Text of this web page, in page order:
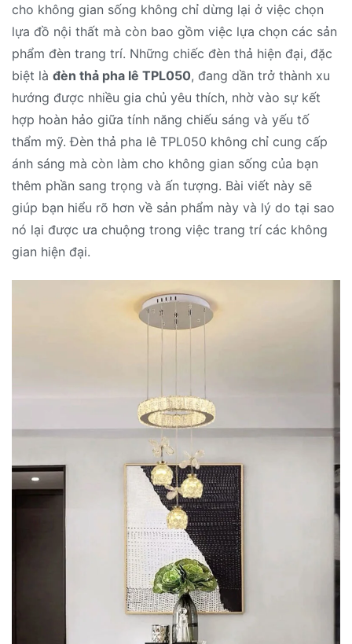
cho không gian sống không chỉ dừng lại ở việc chọn
lựa đồ nội thất mà còn bao gồm việc lựa chọn các sản
phẩm đèn trang trí. Những chiếc đèn thả hiện đại, đặc
biệt là đèn thả pha lê TPL050, đang dần trở thành xu
hướng được nhiều gia chủ yêu thích, nhờ vào sự kết
hợp hoàn hảo giữa tính năng chiếu sáng và yếu tố
thẩm mỹ. Đèn thả pha lê TPL050 không chỉ cung cấp
ánh sáng mà còn làm cho không gian sống của bạn
thêm phần sang trọng và ấn tượng. Bài viết này sẽ
giúp bạn hiểu rõ hơn về sản phẩm này và lý do tại sao
nó lại được ưa chuộng trong việc trang trí các không
gian hiện đại.